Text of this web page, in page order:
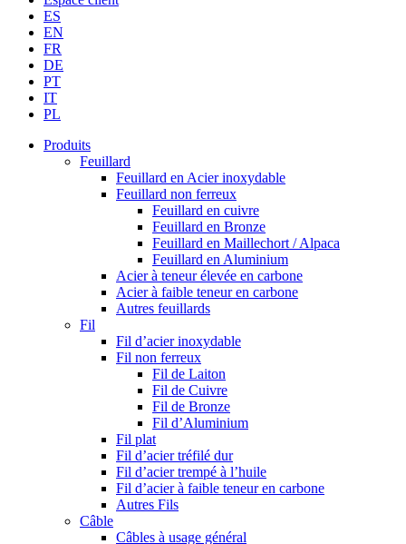
ES
EN
FR
DE
PT
IT
PL
Produits
Feuillard
Feuillard en Acier inoxydable
Feuillard non ferreux
Feuillard en cuivre
Feuillard en Bronze
Feuillard en Maillechort / Alpaca
Feuillard en Aluminium
Acier à teneur élevée en carbone
Acier à faible teneur en carbone
Autres feuillards
Fil
Fil d’acier inoxydable
Fil non ferreux
Fil de Laiton
Fil de Cuivre
Fil de Bronze
Fil d’Aluminium
Fil plat
Fil d’acier tréfilé dur
Fil d’acier trempé à l’huile
Fil d’acier à faible teneur en carbone
Autres Fils
Câble
Câbles à usage général